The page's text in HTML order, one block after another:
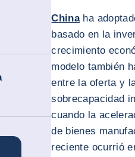
Chinaha
basado en la
crecimiento
modelo también
entre la oferta y
sobrecapacidad
cuando la
de bienes
reciente ocurrió